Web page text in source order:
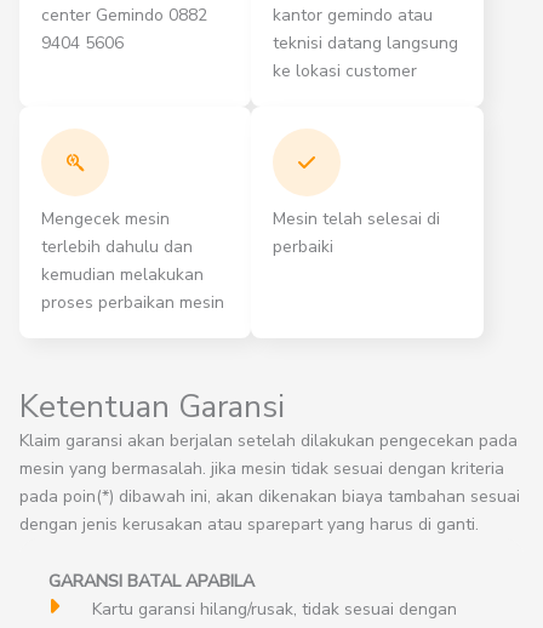
center Gemindo 0882
9404 5606
kantor gemindo atau
teknisi datang langsung
ke lokasi customer
Mengecek mesin
terlebih dahulu dan
kemudian melakukan
proses perbaikan mesin
Mesin telah selesai di
perbaiki
Ketentuan Garansi
Klaim garansi akan berjalan setelah dilakukan pengecekan pada
mesin yang bermasalah. jika mesin tidak sesuai dengan kriteria
pada poin(*) dibawah ini, akan dikenakan biaya tambahan sesuai
dengan jenis kerusakan atau sparepart yang harus di ganti.
GARANSI BATAL APABILA
Kartu garansi hilang/rusak, tidak sesuai dengan